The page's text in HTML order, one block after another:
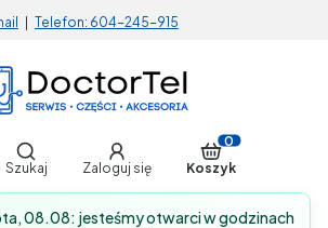
Telefon: 604-245-915
Otwórz wyszukiwarkę
Szukaj Zaloguj się
Produkty w
Koszyk
08.08: jesteśmy otwarci w godzinach